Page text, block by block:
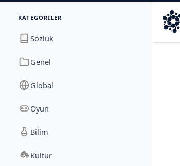
KATEGORILER
Sözlük
Genel
Global
Oyun
Bilim
Kültür
İletişim
Dijinika Avrasya Cad. Sitesi B Blok No: 17/2A,